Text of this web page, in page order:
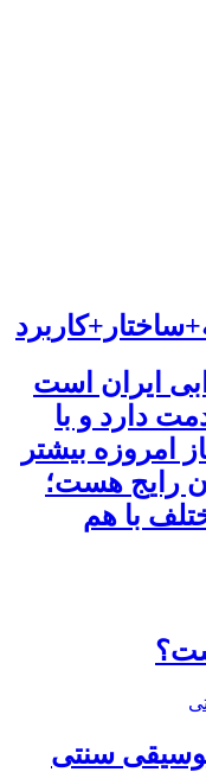
ایران است
دارد و با
امروزه بیشتر
رایج هست؛
با هم
سنتی